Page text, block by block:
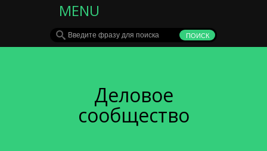
MENU
Деловое
сообщество